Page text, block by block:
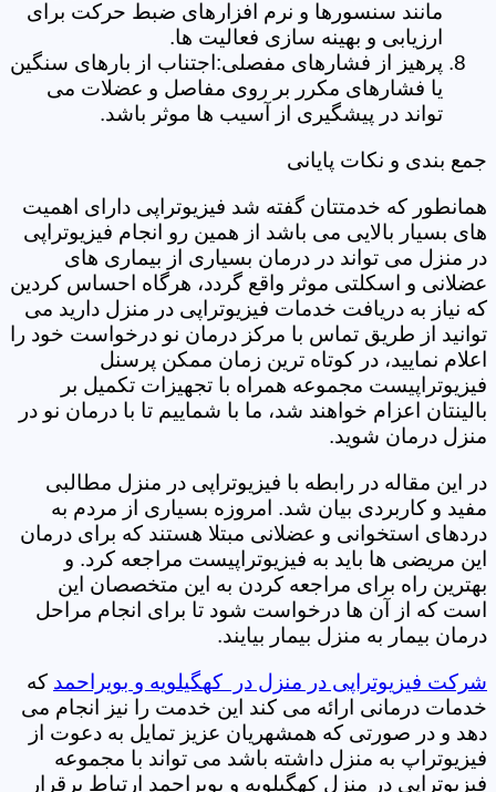
مانند سنسورها و نرم افزارهای ضبط حرکت برای
ارزیابی و بهینه سازی فعالیت ها.
پرهیز از فشارهای مفصلی:اجتناب از بارهای سنگین
یا فشارهای مکرر بر روی مفاصل و عضلات می
تواند در پیشگیری از آسیب ها موثر باشد.
جمع بندی و نکات پایانی
همانطور که خدمتتان گفته شد فیزیوتراپی دارای اهمیت
های بسیار بالایی می باشد از همین رو انجام فیزیوتراپی
در منزل می تواند در درمان بسیاری از بیماری های
عضلانی و اسکلتی موثر واقع گردد، هرگاه احساس کردین
که نیاز به دریافت خدمات فیزیوتراپی در منزل دارید می
توانید از طریق تماس با مرکز درمان نو درخواست خود را
اعلام نمایید، در کوتاه ترین زمان ممکن پرسنل
فیزیوتراپیست مجموعه همراه با تجهیزات تکمیل بر
بالینتان اعزام خواهند شد، ما با شماییم تا با درمان نو در
منزل درمان شوید.
در این مقاله در رابطه با فیزیوتراپی در منزل مطالبی
مفید و کاربردی بیان شد. امروزه بسیاری از مردم به
دردهای استخوانی و عضلانی مبتلا هستند که برای درمان
این مریضی ها باید به فیزیوتراپیست مراجعه کرد. و
بهترین راه برای مراجعه کردن به این متخصصان این
است که از آن ها درخواست شود تا برای انجام مراحل
درمان بیمار به منزل بیمار بیایند.
شرکت فیزیوتراپی در منزل در کهگیلویه و بویراحمد که
خدمات درمانی ارائه می کند این خدمت را نیز انجام می
دهد و در صورتی که همشهریان عزیز تمایل به دعوت از
فیزیوتراپ به منزل داشته باشد می تواند با مجموعه
فیزیوتراپی در منزل کهگیلویه و بویراحمد ارتباط برقرار